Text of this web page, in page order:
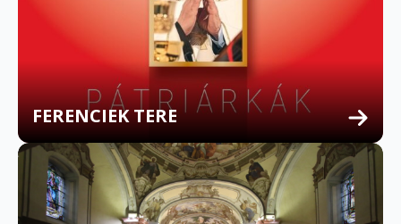
FERENCIEK TERE